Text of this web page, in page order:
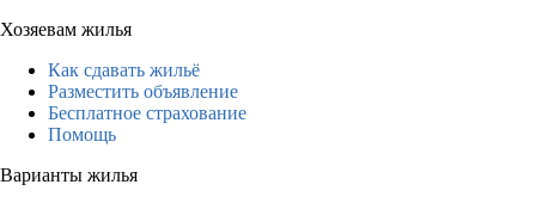
Хозяевам жилья
Как сдавать жильё
Разместить объявление
Бесплатное страхование
Помощь
Варианты жилья